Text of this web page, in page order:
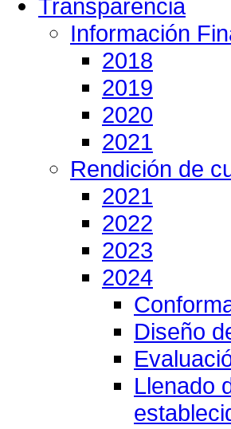
Transparencia
Información
2018
2019
2020
2021
Rendición de
2021
2022
2023
2024
Diseño
Llenado